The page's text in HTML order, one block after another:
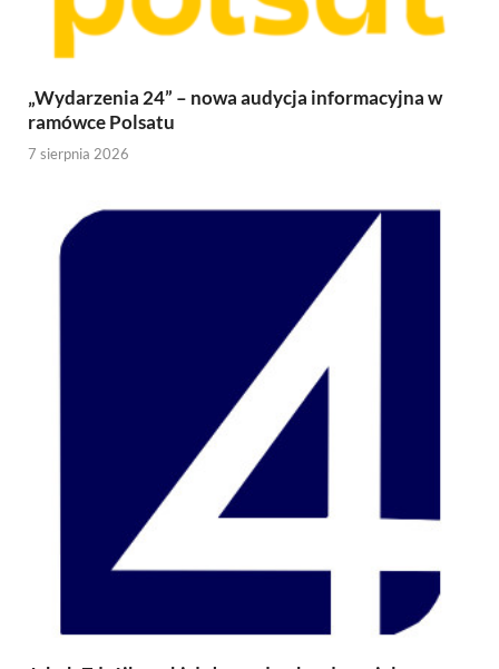
„Wydarzenia 24” – nowa audycja informacyjna w
ramówce Polsatu
7 sierpnia 2026